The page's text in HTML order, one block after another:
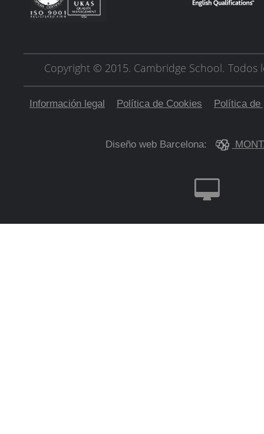
Copyright © 2015. Cambridge School. Todos
Información legal Política de Cookies Política de
Diseño web Barcelona: